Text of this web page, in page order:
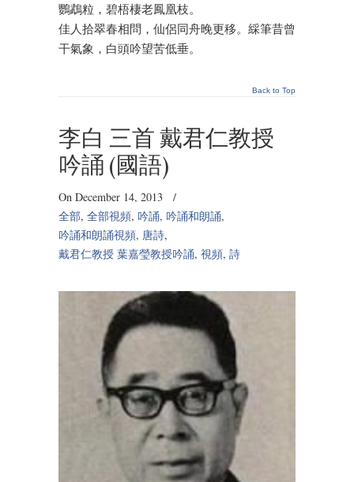
鸚鵡粒，碧梧棲老鳳凰枝。
佳人拾翠春相問，仙侶同舟晚更移。綵筆昔曾
干氣象，白頭吟望苦低垂。
Back to Top
李白 三首 戴君仁教授
吟誦 (國語)
On December 14, 2013
/
全部, 全部視頻, 吟誦, 吟誦和朗誦,
吟誦和朗誦視頻, 唐詩,
戴君仁教授 葉嘉瑩教授吟誦, 視頻, 詩